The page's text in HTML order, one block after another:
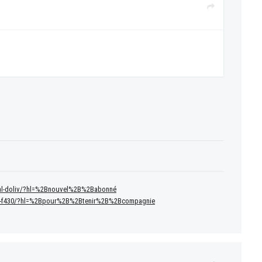
?hl=%2Bnouvel%2B%2Babonné
?hl=%2Bpour%2B%2Btenir%2B%2Bcompagnie